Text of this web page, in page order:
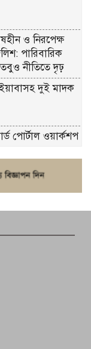
ও নিরপেক্ষ
পারিবারিক
নীতিতে দৃঢ়
দুই মাদক
পোর্টাল ওয়ার্কশপ
ফরিদগঞ্জে